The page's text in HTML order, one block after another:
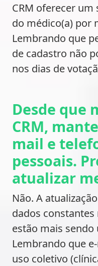
CRM oferecer
do médico(a) por
Lembrando que
de cadastro não
nos dias de
Desde que
CRM,
mail e
pessoais.
atualizar
Não. A
dados constantes
estão mais sendo
Lembrando que
uso coletivo